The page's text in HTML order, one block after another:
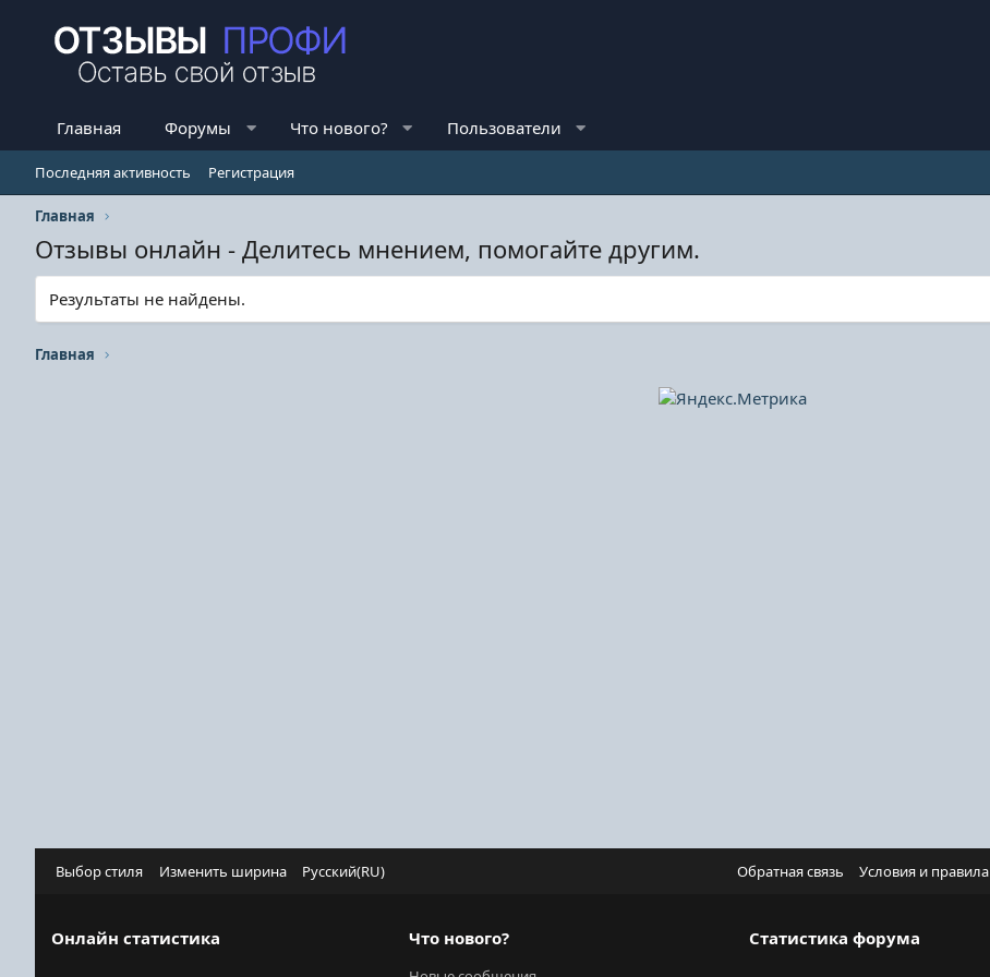
Главная Форумы Что нового? Пользователи
Последняя активность Регистрация
Главная
Отзывы онлайн - Делитесь мнением, помогайте другим.
Результаты не найдены.
Главная
Выбор стиля Изменить ширина Русский(RU) Обратная связь Условия и правила
Онлайн статистика Что нового? Статистика форума